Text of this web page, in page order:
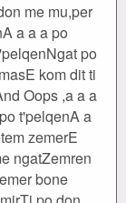
me mu,per
a a a po
po
kom dit ti
Oops ,a a a
t'pelqenA a
zemerE
ngatZemren
bone